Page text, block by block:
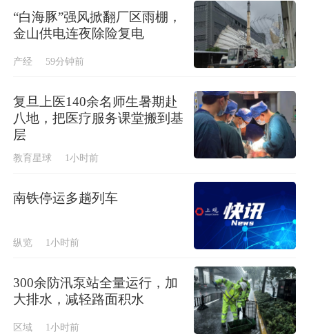
“白海豚”强风掀翻厂区雨棚，
金山供电连夜除险复电
产经 59分钟前
复旦上医140余名师生暑期赴
八地，把医疗服务课堂搬到基
层
教育星球 1小时前
南铁停运多趟列车
纵览 1小时前
300余防汛泵站全量运行，加
大排水，减轻路面积水
区域 1小时前